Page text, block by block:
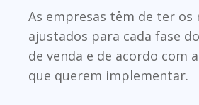
As empresas têm de ter os
ajustados para cada fase
de venda e de acordo com
que querem implementar.